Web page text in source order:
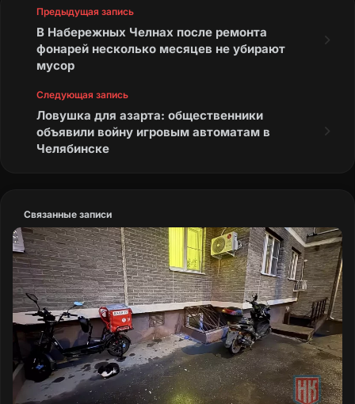
Предыдущая запись
В Набережных Челнах после ремонта
фонарей несколько месяцев не убирают
мусор
Следующая запись
Ловушка для азарта: общественники
объявили войну игровым автоматам в
Челябинске
Связанные записи